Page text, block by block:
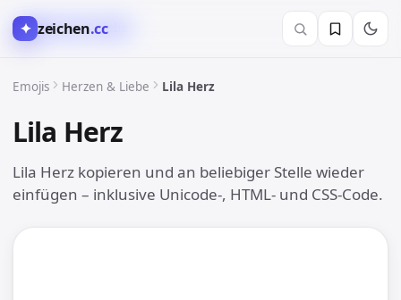
✦ zeichen.cc
Emojis Herzen & Liebe Lila Herz
Lila Herz💜
Lila Herz kopieren und an beliebiger Stelle wieder
einfügen – inklusive Unicode-, HTML- und CSS-Code.
❤️ Herzen & Liebe